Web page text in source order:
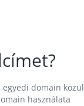
domain közül
használata